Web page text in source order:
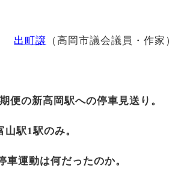
出町譲 （高岡市議会議員・作家）
便の新高岡駅への停車見送り。
駅1駅のみ。
運動は何だったのか。